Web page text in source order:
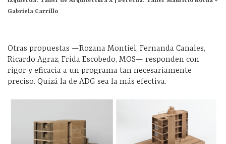
Gabriela Carrillo
Otras propuestas —Rozana Montiel, Fernanda Canales,
Ricardo Agraz, Frida Escobedo, MOS— responden con
rigor y eficacia a un programa tan necesariamente
preciso. Quizá la de ADG sea la más efectiva.